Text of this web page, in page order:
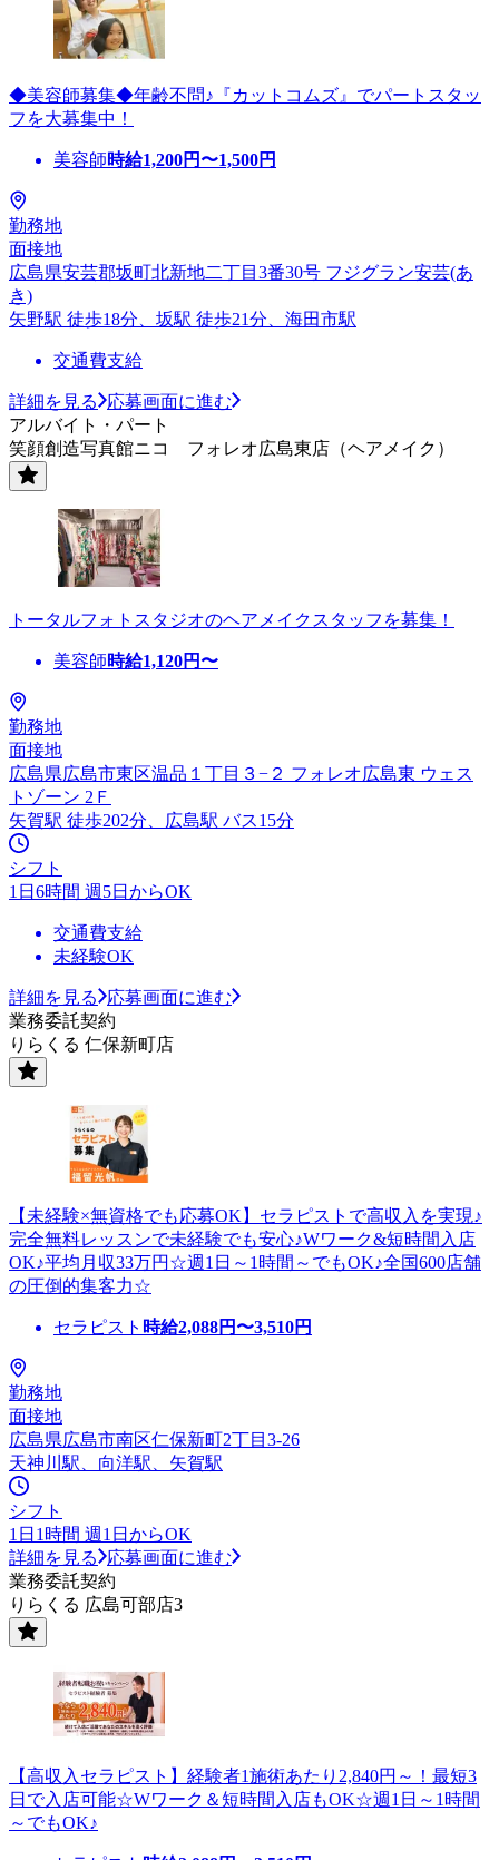
◆美容師募集◆年齢不問♪『カットコムズ』でパートスタッ
フを大募集中！
美容師時給1,200円〜1,500円
勤務地
面接地
広島県安芸郡坂町北新地二丁目3番30号 フジグラン安芸(あ
き)
矢野駅 徒歩18分、坂駅 徒歩21分、海田市駅
交通費支給
詳細を見る
応募画面に進む
アルバイト・パート
笑顔創造写真館ニコ フォレオ広島東店（ヘアメイク）
トータルフォトスタジオのヘアメイクスタッフを募集！
美容師時給1,120円〜
勤務地
面接地
広島県広島市東区温品１丁目３−２ フォレオ広島東 ウェス
トゾーン 2Ｆ
矢賀駅 徒歩202分、広島駅 バス15分
シフト
1日6時間 週5日からOK
交通費支給
未経験OK
詳細を見る
応募画面に進む
業務委託契約
りらくる 仁保新町店
【未経験×無資格でも応募OK】セラピストで高収入を実現♪
完全無料レッスンで未経験でも安心♪Wワーク&短時間入店
OK♪平均月収33万円☆週1日～1時間～でもOK♪全国600店舗
の圧倒的集客力☆
セラピスト 時給2,088円〜3,510円
勤務地
面接地
広島県広島市南区仁保新町2丁目3-26
天神川駅、向洋駅、矢賀駅
シフト
1日1時間 週1日からOK
詳細を見る
応募画面に進む
業務委託契約
りらくる 広島可部店3
【高収入セラピスト】経験者1施術あたり2,840円～！最短3
日で入店可能☆Wワーク＆短時間入店もOK☆週1日～1時間
～でもOK♪